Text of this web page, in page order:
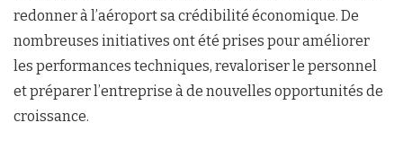
redonner à l’aéroport sa crédibilité économique. De
nombreuses initiatives ont été prises pour améliorer
les performances techniques, revaloriser le personnel
et préparer l’entreprise à de nouvelles opportunités de
croissance.